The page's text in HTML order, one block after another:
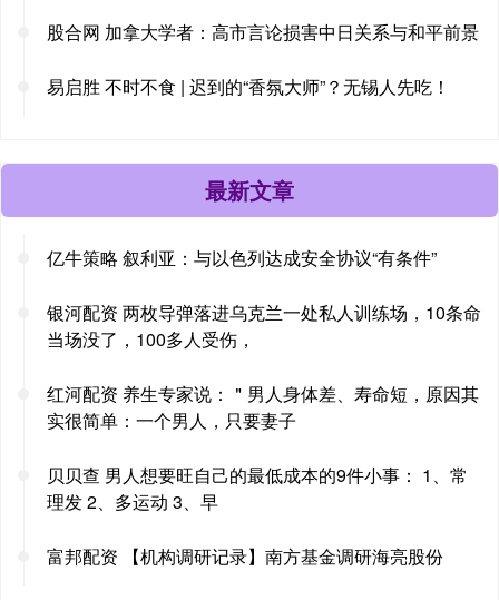
股合网 加拿大学者：高市言论损害中日关系与和平前景
易启胜 不时不食 | 迟到的“香氛大师”？无锡人先吃！
最新文章
亿牛策略 叙利亚：与以色列达成安全协议“有条件”
银河配资 两枚导弹落进乌克兰一处私人训练场，10条命
当场没了，100多人受伤，
红河配资 养生专家说：＂男人身体差、寿命短，原因其
实很简单：一个男人，只要妻子
贝贝查 男人想要旺自己的最低成本的9件小事： 1、常
理发 2、多运动 3、早
富邦配资 【机构调研记录】南方基金调研海亮股份